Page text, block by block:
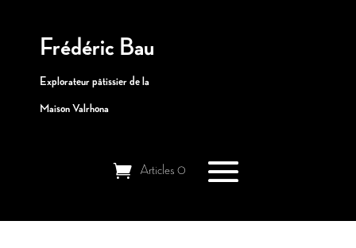
Frédéric Bau
Explorateur pâtissier de la
Maison Valrhona
Articles 0